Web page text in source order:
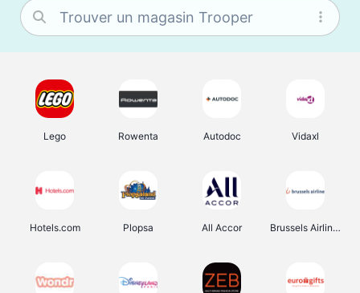
Lego Rowenta Autodoc Vidaxl
Hotels.com Plopsa All Accor Brussels Airlines